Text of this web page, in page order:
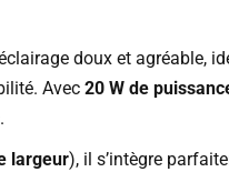
doux et agréable,
Avec 20 W de
largeur), il s’intègre